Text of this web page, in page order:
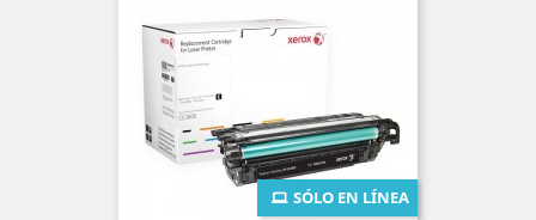
SÓLO EN LÍNEA